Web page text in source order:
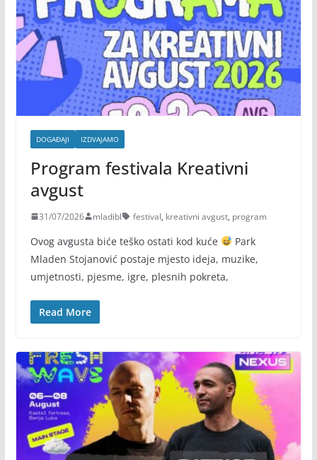
DOGAĐAJI IZDVAJAMO
Program festivala Kreativni
avgust
31/07/2026 mladibl festival, kreativni avgust, program
Ovog avgusta biće teško ostati kod kuće
Park
Mladen Stojanović postaje mjesto ideja, muzike,
umjetnosti, pjesme, igre, plesnih pokreta,
Read More